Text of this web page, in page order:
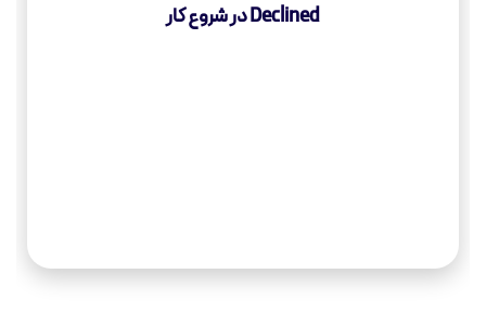
Declined در شروع کار